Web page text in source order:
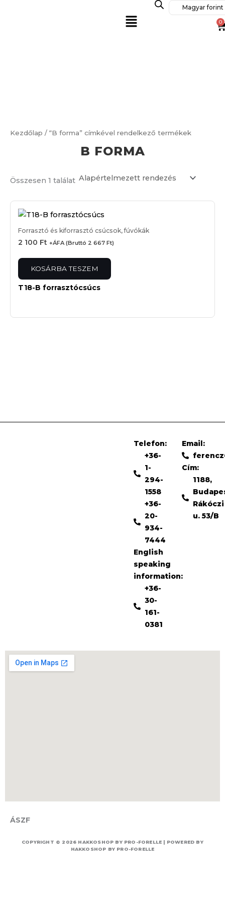
Menu
Magyar forint
0
Kezdőlap / “B forma” címkével rendelkező termékek
B FORMA
Összesen 1 találat
Forrasztó és kiforrasztó csúcsok, fúvókák
2 100 Ft +ÁFA (Bruttó 2 667 Ft)
KOSÁRBA TESZEM
T18-B forrasztócsúcs
Telefon:
+36-
1-
294-
1558
+36-
20-
934-
7444
English
speaking
information:
+36-
30-
161-
0381
Email:
Cím:
1188,
Rákóczi
u. 53/B
ÁSZF
COPYRIGHT © 2026 HAKKOSHOP BY PRO-FORELLE | POWERED BY
HAKKOSHOP BY PRO-FORELLE